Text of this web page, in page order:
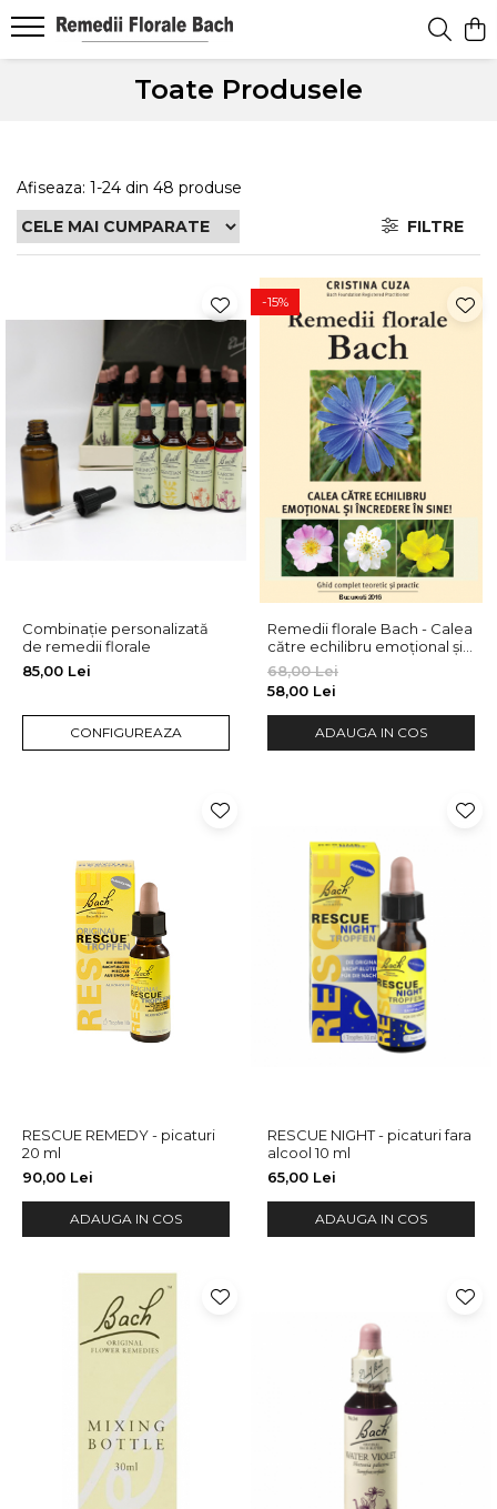
Toate Produsele
Afiseaza: 1-24 din 48 produse
FILTRE
Combinație personalizată
de remedii florale
85,00 Lei
CONFIGUREAZA
-15%
Remedii florale Bach - Calea
către echilibru emoțional și
încredere în sine
68,00 Lei
58,00 Lei
ADAUGA IN COS
RESCUE REMEDY - picaturi
20 ml
90,00 Lei
ADAUGA IN COS
RESCUE NIGHT - picaturi fara
alcool 10 ml
65,00 Lei
ADAUGA IN COS